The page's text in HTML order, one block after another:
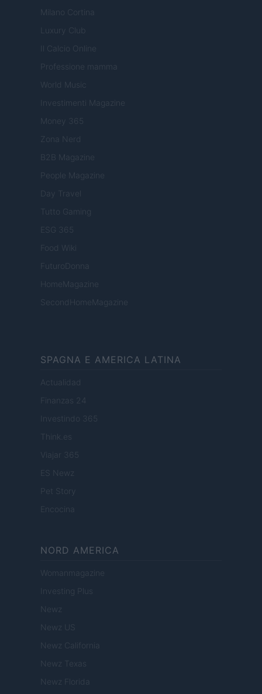
Milano Cortina
Luxury Club
Il Calcio Online
Professione mamma
World Music
Investimenti Magazine
Money 365
Zona Nerd
B2B Magazine
People Magazine
Day Travel
Tutto Gaming
ESG 365
Food Wiki
FuturoDonna
HomeMagazine
SecondHomeMagazine
SPAGNA E AMERICA LATINA
Actualidad
Finanzas 24
Investindo 365
Think.es
Viajar 365
ES Newz
Pet Story
Encocina
NORD AMERICA
Womanmagazine
Investing Plus
Newz
Newz US
Newz California
Newz Texas
Newz Florida